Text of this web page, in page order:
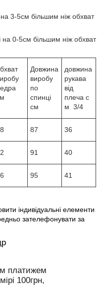
3-5см більшим ніж обхват
0-5см більшим ніж обхват
Довжина
виробу
по
спинці
см
довжина
рукава
від
плеча с
м 3/4
87 36
91 40
95 41
індивідуальні елементи
зателефонувати за
платижем
100грн,